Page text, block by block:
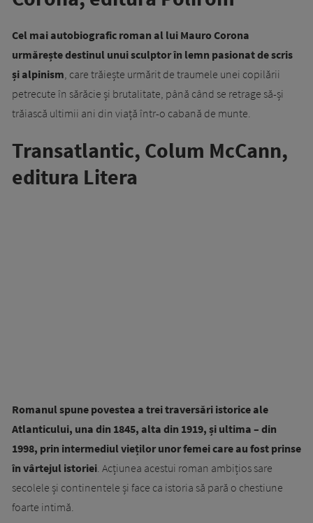
Cel mai autobiografic roman al lui Mauro Corona
urmărește destinul unui sculptor în lemn pasionat de scris
și alpinism , care trăiește urmărit de traumele unei copilării
petrecute în sărăcie și brutalitate, până când se retrage să-și
trăiască ultimii ani din viață într-o cabană de munte.
Transatlantic, Colum McCann,
editura Litera
Romanul spune povestea a trei traversări istorice ale
Atlanticului, una din 1845, alta din 1919, și ultima – din
1998, prin intermediul vieților unor femei care au fost prinse
în vârtejul istoriei . Acțiunea acestui roman ambițios sare
secolele și continentele și face ca istoria să pară o chestiune
foarte intimă.